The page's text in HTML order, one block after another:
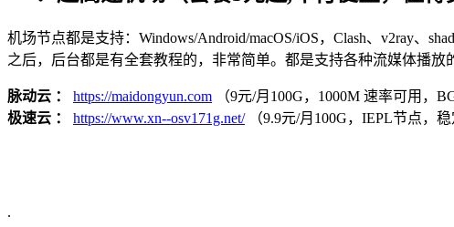
机场节点都是支持：Windows/Android/macOS/iOS，Clash、v2ray、
之后，后台都是有全套教程的，非常简单。都是支持各种流媒体播
脉动云 ： https://maidongyun.com （9元/月100G，1000M 速率可用，
极速云 ：
https://www.xn--osv171g.net/（9.9元/月100G，IEPL节点，稳
.